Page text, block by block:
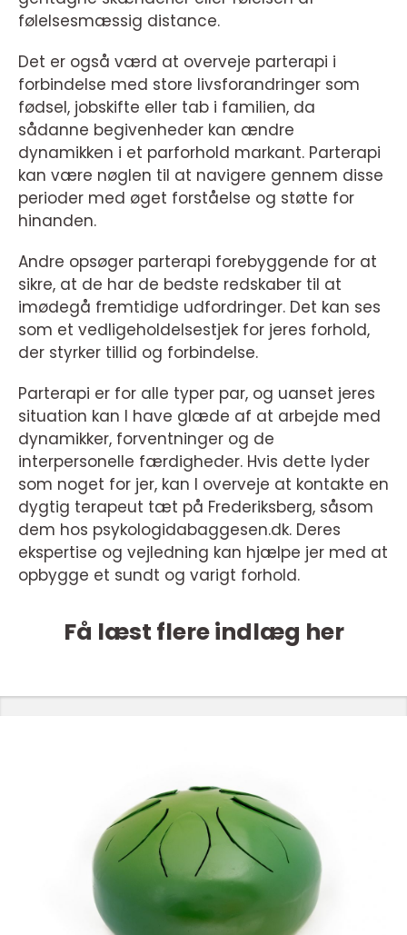
følelsesmæssig distance.
Det er også værd at overveje parterapi i
forbindelse med store livsforandringer som
fødsel, jobskifte eller tab i familien, da
sådanne begivenheder kan ændre
dynamikken i et parforhold markant. Parterapi
kan være nøglen til at navigere gennem disse
perioder med øget forståelse og støtte for
hinanden.
Andre opsøger parterapi forebyggende for at
sikre, at de har de bedste redskaber til at
imødegå fremtidige udfordringer. Det kan ses
som et vedligeholdelsestjek for jeres forhold,
der styrker tillid og forbindelse.
Parterapi er for alle typer par, og uanset jeres
situation kan I have glæde af at arbejde med
dynamikker, forventninger og de
interpersonelle færdigheder. Hvis dette lyder
som noget for jer, kan I overveje at kontakte en
dygtig terapeut tæt på Frederiksberg, såsom
dem hos psykologidabaggesen.dk. Deres
ekspertise og vejledning kan hjælpe jer med at
opbygge et sundt og varigt forhold.
Få læst flere indlæg her